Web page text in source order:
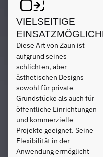
VIELSEITIGE
Diese Art von Zaun ist
aufgrund seines
schlichten, aber
ästhetischen Designs
sowohl für private
Grundstücke als auch für
öffentliche Einrichtungen
und kommerzielle
Projekte geeignet. Seine
Flexibilität in der
Anwendung ermöglicht